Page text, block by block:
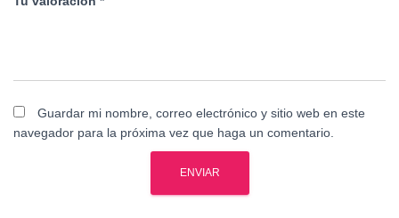
Guardar mi nombre, correo electrónico y sitio web en este
navegador para la próxima vez que haga un comentario.